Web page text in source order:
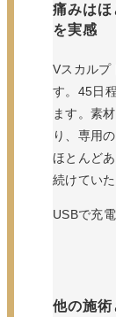
痛みはほ
を実感
Vスカルプ
す。45日
ます。素
り、専用
ほとんど
続けてい
USBで充
他の施術